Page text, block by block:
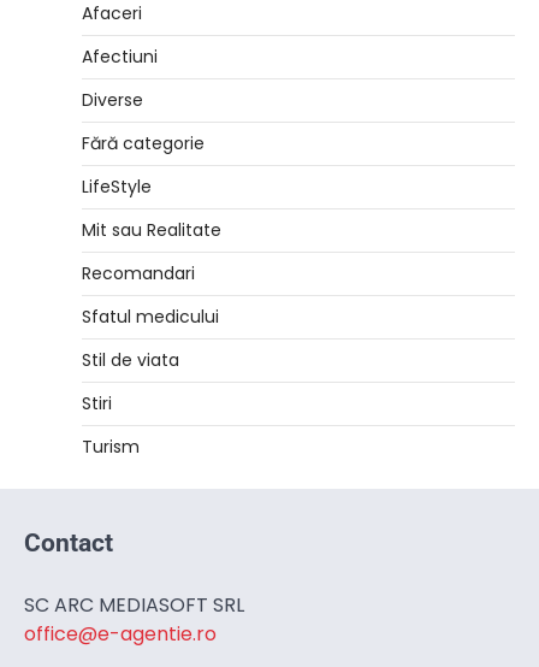
Afaceri
Afectiuni
Diverse
Fără categorie
LifeStyle
Mit sau Realitate
Recomandari
Sfatul medicului
Stil de viata
Stiri
Turism
Contact
SC ARC MEDIASOFT SRL
office@e-agentie.ro